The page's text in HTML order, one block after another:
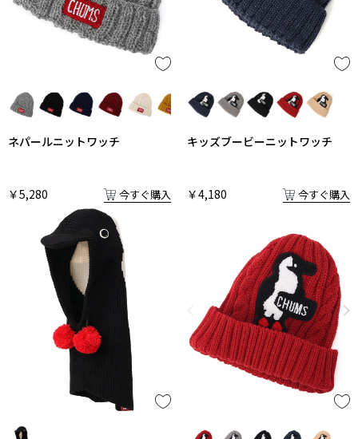
ネパールニットワッチ
￥5,280 今すぐ購入
キッズブービーニットワッチ
￥4,180 今すぐ購入